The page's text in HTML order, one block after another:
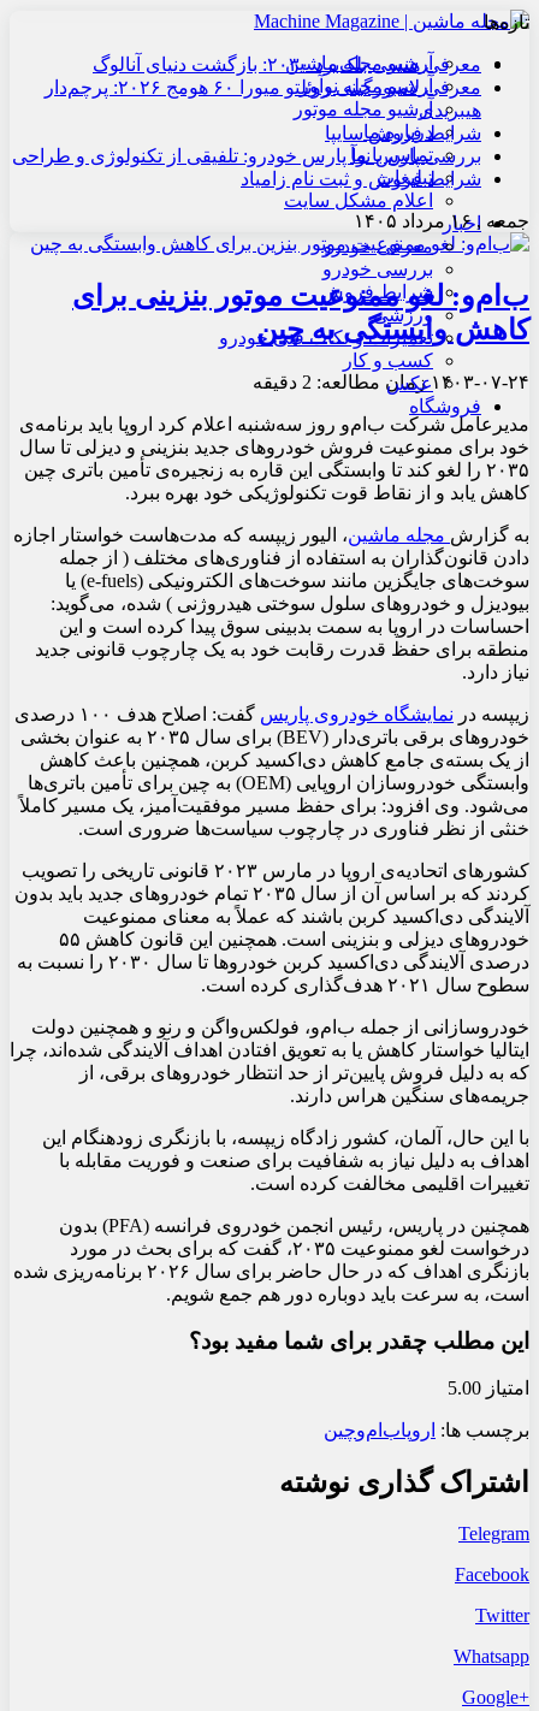
آرشیو مجله ماشین
آرشیو مجله نوآور
آرشیو مجله موتور
درباره ما
تماس با ما
تبلیغات
اعلام مشکل سایت
اخبار
معرفی خودرو
بررسی خودرو
شرایط فروش
ورزشی
تعمیرات و نکات فنی خودرو
کسب و کار
عکس
فروشگاه
تازه‌ها
معرفی هنسی بلک‌برد ۲۰۳۰: بازگشت دنیای آنالوگ
معرفی لامبورگینی روئلتو میورا ۶۰ هومج ۲۰۲۶: پرچم‌دار
هیبریدی
شرایط فروش سایپا
بررسی پارس نوآ پارس خودرو: تلفیقی از تکنولوژی و طراحی
شرایط فروش و ثبت نام زامیاد
جمعه , ۱۶ مرداد ۱۴۰۵
ب‌ام‌و: لغو ممنوعیت موتور بنزینی برای
کاهش وابستگی به چین
۱۴۰۳-۰۷-۲۴زمان مطالعه: 2 دقیقه
مدیرعامل شرکت ب‌ام‌و روز سه‌شنبه اعلام کرد اروپا باید برنامه‌ی
خود برای ممنوعیت فروش خودروهای جدید بنزینی و دیزلی تا سال
۲۰۳۵ را لغو کند تا وابستگی این قاره به زنجیره‌ی تأمین باتری چین
کاهش یابد و از نقاط قوت تکنولوژیکی خود بهره ببرد.
به گزارش مجله ماشین، الیور زیپسه که مدت‌هاست خواستار اجازه
دادن قانون‌گذاران به استفاده از فناوری‌های مختلف ( از جمله
سوخت‌های جایگزین مانند سوخت‌های الکترونیکی (e-fuels) یا
بیودیزل و خودروهای سلول سوختی هیدروژنی ) شده، می‌گوید:
احساسات در اروپا به سمت بدبینی سوق پیدا کرده است و این
منطقه برای حفظ قدرت رقابت خود به یک چارچوب قانونی جدید
نیاز دارد.
زیپسه در نمایشگاه خودروی پاریس
گفت: اصلاح هدف ۱۰۰ درصدی
خودروهای برقی باتری‌دار (BEV) برای سال ۲۰۳۵ به عنوان بخشی
از یک بسته‌ی جامع کاهش دی‌اکسید کربن، همچنین باعث کاهش
وابستگی خودروسازان اروپایی (OEM) به چین برای تأمین باتری‌ها
می‌شود. وی افزود: برای حفظ مسیر موفقیت‌آمیز، یک مسیر کاملاً
خنثی از نظر فناوری در چارچوب سیاست‌ها ضروری است.
کشورهای اتحادیه‌ی اروپا در مارس ۲۰۲۳ قانونی تاریخی را تصویب
کردند که بر اساس آن از سال ۲۰۳۵ تمام خودروهای جدید باید بدون
آلایندگی دی‌اکسید کربن باشند که عملاً به معنای ممنوعیت
خودروهای دیزلی و بنزینی است. همچنین این قانون کاهش ۵۵
درصدی آلایندگی دی‌اکسید کربن خودروها تا سال ۲۰۳۰ را نسبت به
سطوح سال ۲۰۲۱ هدف‌گذاری کرده است.
خودروسازانی از جمله ب‌ام‌و، فولکس‌واگن و رنو و همچنین دولت
ایتالیا خواستار کاهش یا به تعویق افتادن اهداف آلایندگی شده‌اند، چرا
که به دلیل فروش پایین‌تر از حد انتظار خودروهای برقی، از
جریمه‌های سنگین هراس دارند.
با این حال، آلمان، کشور زادگاه زیپسه، با بازنگری زودهنگام این
اهداف به دلیل نیاز به شفافیت برای صنعت و فوریت مقابله با
تغییرات اقلیمی مخالفت کرده است.
همچنین در پاریس، رئیس انجمن خودروی فرانسه (PFA) بدون
درخواست لغو ممنوعیت ۲۰۳۵، گفت که برای بحث در مورد
بازنگری اهداف که در حال حاضر برای سال ۲۰۲۶ برنامه‌ریزی شده
است، به سرعت باید دوباره دور هم جمع شویم.
این مطلب چقدر برای شما مفید بود؟
امتیاز 5.00
برچسب ها: اروپاب‌ام‌وچین
اشتراک گذاری نوشته
Telegram
Facebook
Twitter
Whatsapp
+Google